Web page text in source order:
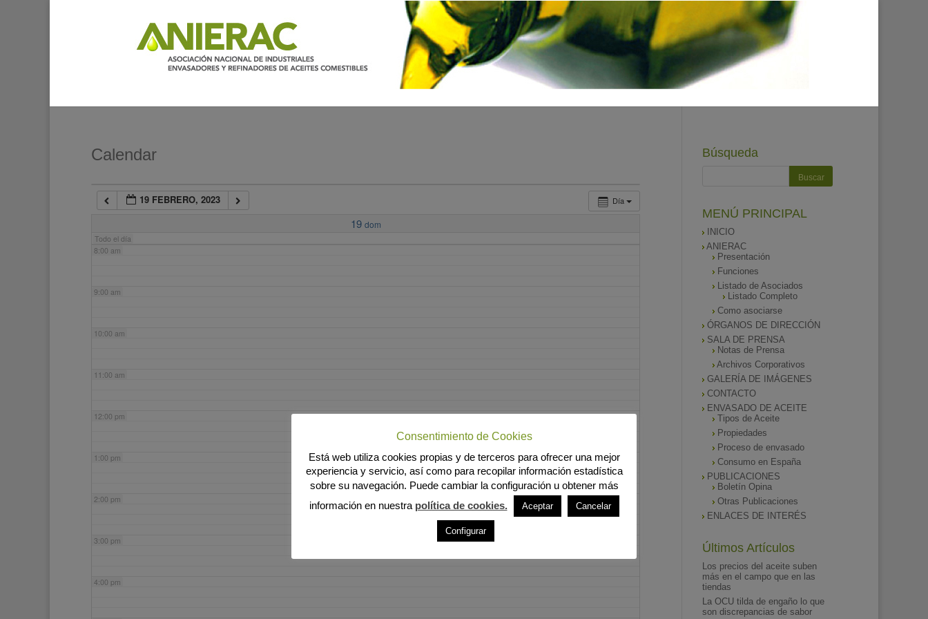
Calendar
Día
19 FEBRERO, 2023
19 dom
Todo el día
7:00 am
8:00 am
9:00 am
10:00 am
11:00 am
12:00 pm
1:00 pm
2:00 pm
3:00 pm
4:00 pm
Búsqueda
MENÚ PRINCIPAL
INICIO
ANIERAC
Presentación
Funciones
Listado de Asociados
Listado Completo
Como asociarse
ÓRGANOS DE DIRECCIÓN
SALA DE PRENSA
Notas de Prensa
Archivos Corporativos
GALERÍA DE IMÁGENES
CONTACTO
ENVASADO DE ACEITE
Tipos de Aceite
Propiedades
Proceso de envasado
Consumo en España
PUBLICACIONES
Boletín Opina
Otras Publicaciones
ENLACES DE INTERÉS
Últimos Artículos
Los precios del aceite suben
más en el campo que en las
tiendas
La OCU tilda de engaño lo que
son discrepancias de sabor
Consentimiento de Cookies
Está web utiliza cookies propias y de terceros para ofrecer una mejor
experiencia y servicio, así como para recopilar información estadística
sobre su navegación. Puede cambiar la configuración u obtener más
información en nuestra política de cookies. Aceptar Cancelar
Configurar